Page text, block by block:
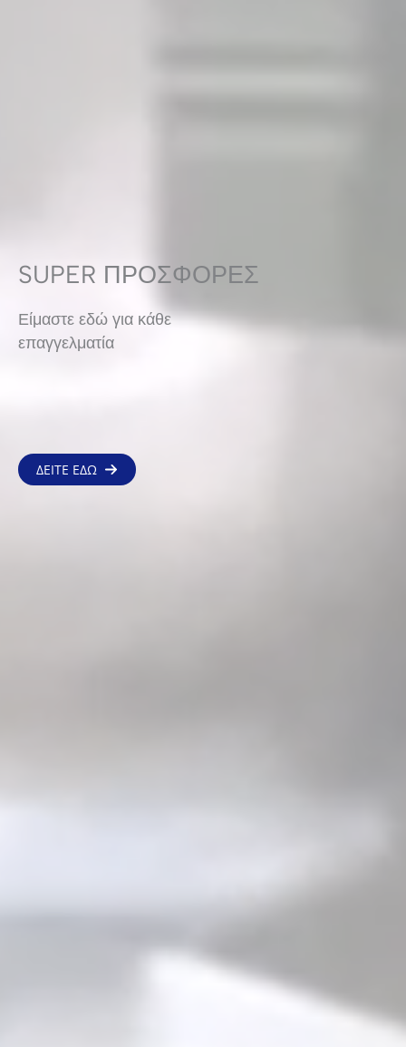
SUPER ΠΡΟΣΦΟΡΕΣ
Είμαστε εδώ για κάθε
επαγγελματία
ΔΕΙΤΕ ΕΔΩ